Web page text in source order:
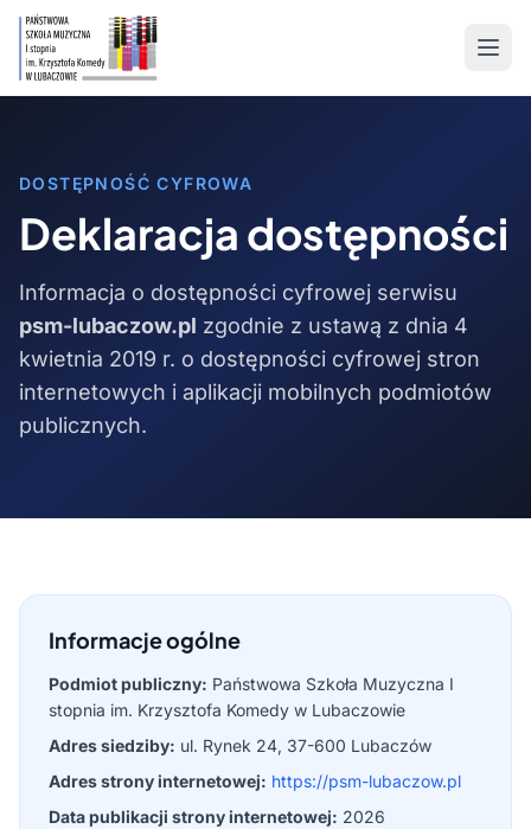
DOSTĘPNOŚĆ CYFROWA
Deklaracja dostępności
Informacja o dostępności cyfrowej serwisu
psm-lubaczow.pl zgodnie z ustawą z dnia 4
kwietnia 2019 r. o dostępności cyfrowej stron
internetowych i aplikacji mobilnych podmiotów
publicznych.
Informacje ogólne
Podmiot publiczny: Państwowa Szkoła Muzyczna I
stopnia im. Krzysztofa Komedy w Lubaczowie
Adres siedziby: ul. Rynek 24, 37-600 Lubaczów
Adres strony internetowej: https://psm-lubaczow.pl
Data publikacji strony internetowej: 2026